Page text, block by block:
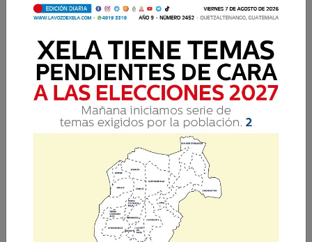
Exitoso alcance de la
primera edición digital de
LA VOZ DE XELA
La Voz de Xela · Redacción 30 Octubre 2017 13:24